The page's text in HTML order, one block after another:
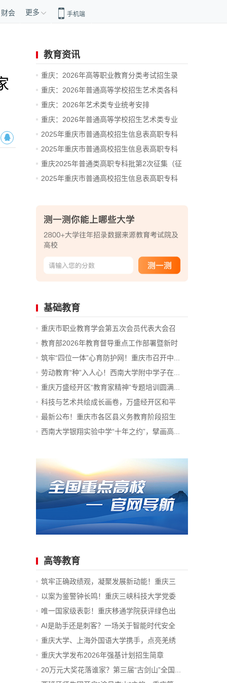
财会 更多 手机端
教育资讯
重庆：2026年高等职业教育分类考试招生录
取...
重庆：2026年普通高等学校招生艺术类各科
类...
重庆：2026年艺术类专业统考安排
重庆：2026年普通高等学校招生艺术类专业
统...
2025年重庆市普通高校招生信息表高职专科
批-...
2025年重庆市普通高校招生信息表高职专科
批-...
重庆2025年普通类高职专科批第2次征集（征
集...
2025年重庆市普通高校招生信息表高职专科
基础教育
重庆市职业教育学会第五次会员代表大会召
开...
教育部2026年教育督导重点工作部署暨新时
代...
筑牢“四位一体”心育防护网！重庆市召开中...
劳动教育“种”入人心！西南大学附中学子在...
重庆万盛经开区“教育家精神”专题培训圆满...
科技与艺术共绘成长画卷，万盛经开区和平
小...
最新公布！重庆市各区县义务教育阶段招生
咨...
西南大学银翔实验中学“十年之约”，擘画高...
高等教育
筑牢正确政绩观，凝聚发展新动能！重庆三
峡...
以案为鉴警钟长鸣！重庆三峡科技大学党委
赴...
唯一国家级表彰！重庆移通学院获评绿色出
行...
AI是助手还是刺客？一场关于智能时代安全
防...
重庆大学、上海外国语大学携手，点亮羌绣
的...
重庆大学发布2026年强基计划招生简章
20万元大奖花落谁家？第三届“古剑山”全国...